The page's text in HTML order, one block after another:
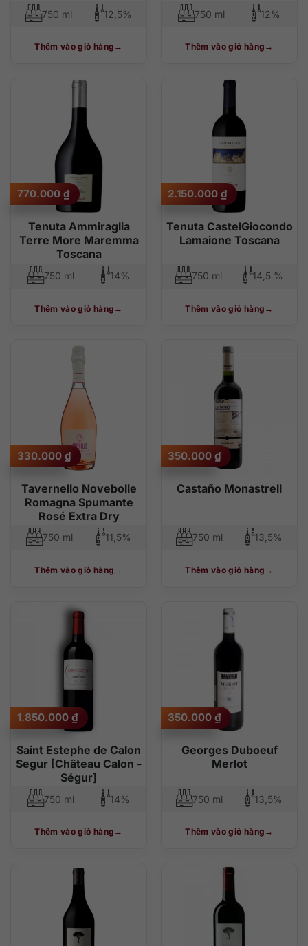
750 ml 12,5%
Thêm vào giỏ hàng
750 ml 12%
Thêm vào giỏ hàng
Tenuta Ammiraglia
Terre More Maremma
Toscana
770.000 ₫
750 ml 14%
Thêm vào giỏ hàng
Tenuta CastelGiocondo
Lamaione Toscana
2.150.000 ₫
750 ml 14,5 %
Thêm vào giỏ hàng
Tavernello Novebolle
Romagna Spumante
Rosé Extra Dry
330.000 ₫
750 ml 11,5%
Thêm vào giỏ hàng
Castaño Monastrell
350.000 ₫
750 ml 13,5%
Thêm vào giỏ hàng
Saint Estephe de Calon
Segur [Château Calon -
Ségur]
1.850.000 ₫
750 ml 14%
Thêm vào giỏ hàng
Georges Duboeuf
Merlot
350.000 ₫
750 ml 13,5%
Thêm vào giỏ hàng